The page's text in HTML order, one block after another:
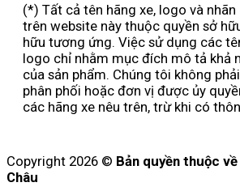
(*) Tất cả tên hãng xe, logo và nhãn
trên website này thuộc quyền sở
hữu tương ứng. Việc sử dụng các
logo chỉ nhằm mục đích mô tả khả
của sản phẩm. Chúng tôi không
phân phối hoặc đơn vị được ủy
các hãng xe nêu trên, trừ khi có
Copyright 2026 © Bản quyền thuộc
Châu